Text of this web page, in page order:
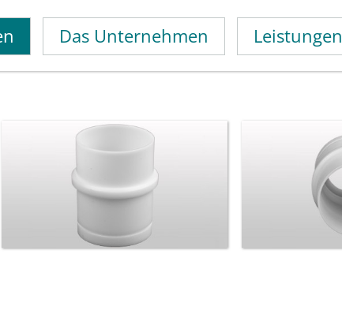
Das Unternehmen Leistungen